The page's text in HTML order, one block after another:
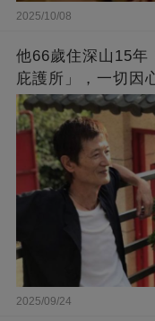
2025/10/08
他66歲住深山15年
庇護所」，一切因
2025/09/24